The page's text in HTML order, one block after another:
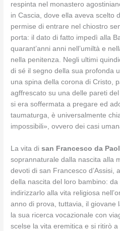
respinta nel monastero
in Cascia, dove ella aveva scelto
permise di entrare nel chiostro
porta: il dato di fatto impedì alla
quarant’anni anni nell’umiltà e
nella penitenza. Negli ultimi
di sé il segno della sua profonda
una spina della corona di Cristo,
agffrescato su una delle pareti
si era soffermata a pregare ed
taumaturga, è universalmente
impossibili», ovvero dei casi
La vita disan Francesco da
soprannaturale dalla nascita alla
devoti di san Francesco d’Assisi,
della nascita del loro bambino:
indirizzarlo alla vita religiosa
anno di prova, tuttavia, il giovane
la sua ricerca vocazionale con
scelse la vita eremitica e si ritirò